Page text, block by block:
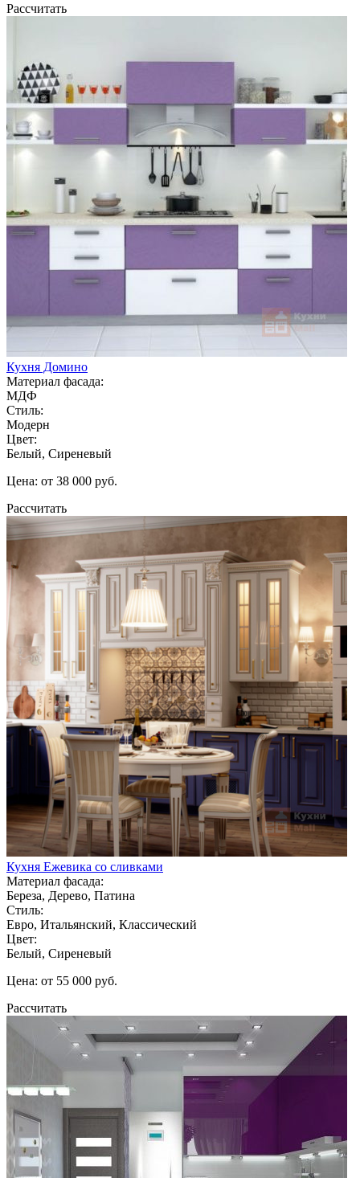
Рассчитать
Кухня Домино
Материал фасада:
МДФ
Стиль:
Модерн
Цвет:
Белый, Сиреневый
Цена: от 38 000 руб.
Рассчитать
Кухня Ежевика со сливками
Материал фасада:
Береза, Дерево, Патина
Стиль:
Евро, Итальянский, Классический
Цвет:
Белый, Сиреневый
Цена: от 55 000 руб.
Рассчитать